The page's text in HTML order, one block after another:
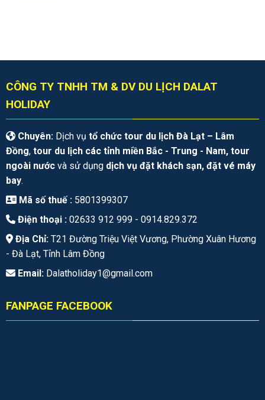
CÔNG TY TNHH TM & DV DU LỊCH DALAT
HOLIDAY
Chuyên:Dịch vụ tổ chức tour du lịch Đà Lạt – Lâm
Đồng, tour du lịch các tỉnh miền Bắc - Trung - Nam, tour
ngoài nướcvà sử dụng dịch vụ đặt khách sạn, đặt vé máy
bay.
Mã số thuế : 5801399307
Điện thoại : 02633 912 999 - 0914.829.372
Địa Chỉ: T21 Đường Triệu Việt Vương, Phường Xuân Hương
- Đà Lạt, Tỉnh Lâm Đồng
Email: Dalatholiday1@gmail.com
FANPAGE FACEBOOK